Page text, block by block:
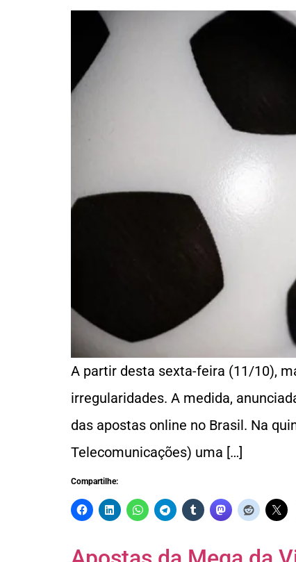
A partir desta sexta-feira (11/10),
irregularidades. A medida,
das apostas online no Brasil. Na
Telecomunicações) uma […]
Compartilhe: